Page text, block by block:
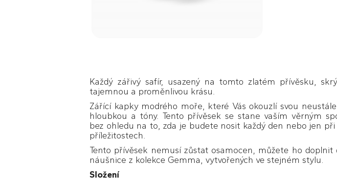
Každý zářivý safír, usazený na tomto zlatém přívěsku,
tajemnou a proměnlivou krásu.
Zářící kapky modrého moře, které Vás okouzlí svou
hloubkou a tóny. Tento přívěsek se stane vaším věrným
bez ohledu na to, zda je budete nosit každý den nebo jen
příležitostech.
Tento přívěsek nemusí zůstat osamocen, můžete ho doplnit
náušnice z kolekce Gemma, vytvořených ve stejném stylu.
Složení